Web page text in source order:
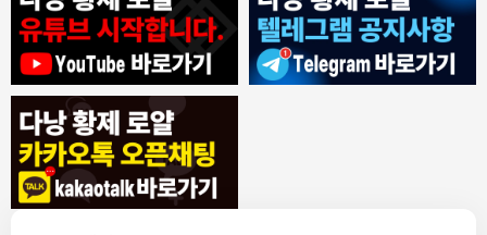
8/4/2026
1 모기한테물림:여기도 문의해보면 바로 알려줌
1 모기한테물림:정찰가보다 쌀수 없음
1 결혼안해:ㄹㅇ 팩트 ㅋㅋㅋㅋ
결혼안해:ㄹㅇ 팩트 ㅋㅋㅋㅋ